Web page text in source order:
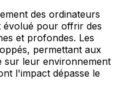
des ordinateurs
évolué pour offrir des
et profondes. Les
permettant aux
leur environnement
l'impact dépasse le